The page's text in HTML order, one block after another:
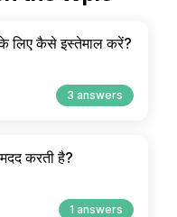
लिए कैसे इस्तेमाल करें?
3 answers
करती है?
1 answers